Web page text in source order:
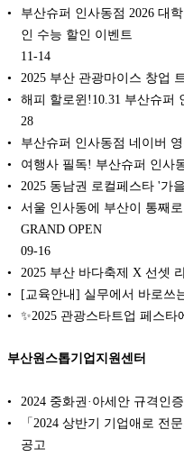
부산슈퍼 인사동점 2026 대
인 수능 할인 이벤트
11-14
2025 부산 관광마이스 창업
해피 할로윈!10.31 부산슈퍼
28
부산슈퍼 인사동점 네이버
여행사 필독! 부산슈퍼 인사
2025 동남권 로컬페스타 '가
서울 인사동에 부산이 통째
GRAND OPEN
09-16
2025 부산 바다축제 X 선셋
[교육안내] 실무에서 바로쓰
✨2025 관광스타트업 페스타
부산원스톱기업지원센터
2024 중화권·아세안 규격인
「2024 상반기 기업애로 전
공고